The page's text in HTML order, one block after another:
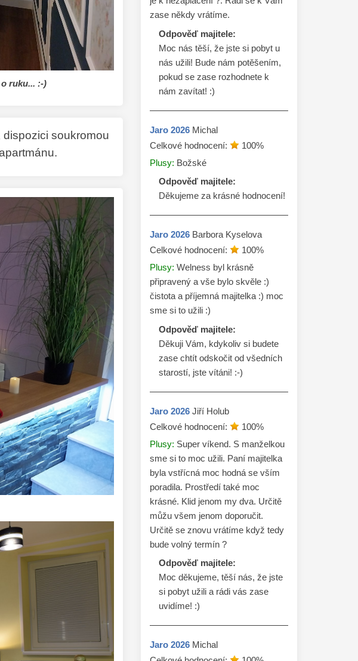
ruku... :-)
dispozici soukromou
zase někdy vrátíme.
Odpověď majitele:
Moc nás těší, že jste si pobyt u
nás užili! Bude nám potěšením,
pokud se zase rozhodnete k
nám zavítat! :)
Jaro 2026 Michal
Celkové hodnocení:
100%
Plusy: Božské
Odpověď majitele:
Děkujeme za krásné hodnocení!
Jaro 2026 Barbora Kyselova
Celkové hodnocení:
100%
Plusy: Welness byl krásně
připravený a vše bylo skvěle :)
čistota a příjemná majitelka :) moc
sme si to užili :)
Odpověď majitele:
Děkuji Vám, kdykoliv si budete
zase chtít odskočit od všedních
starostí, jste vítáni! :-)
Jaro 2026 Jiří Holub
Celkové hodnocení:
100%
Plusy: Super víkend. S manželkou
sme si to moc užili. Paní majitelka
byla vstřícná moc hodná se vším
poradila. Prostředí také moc
krásné. Klid jenom my dva. Určitě
můžu všem jenom doporučit.
Určitě se znovu vrátíme když tedy
bude volný termín ?
Odpověď majitele:
Moc děkujeme, těší nás, že jste
si pobyt užili a rádi vás zase
uvidíme! :)
Jaro 2026 Michal